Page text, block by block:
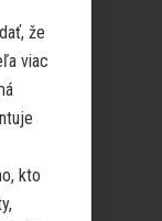
že
viac
kto